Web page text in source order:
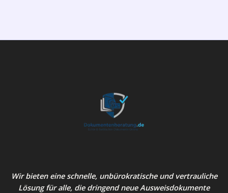
Wir bieten eine schnelle, unbürokratische und vertrauliche
Lösung für alle, die dringend neue Ausweisdokumente